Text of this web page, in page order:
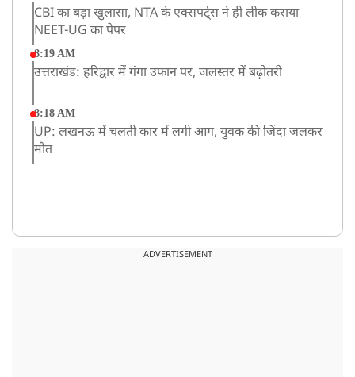
CBI का बड़ा खुलासा, NTA के एक्सपर्ट्स ने ही लीक कराया
NEET-UG का पेपर
8:19 AM
उत्तराखंड: हरिद्वार में गंगा उफान पर, जलस्तर में बढ़ोतरी
8:18 AM
UP: लखनऊ में चलती कार में लगी आग, युवक की जिंदा जलकर
मौत
ADVERTISEMENT